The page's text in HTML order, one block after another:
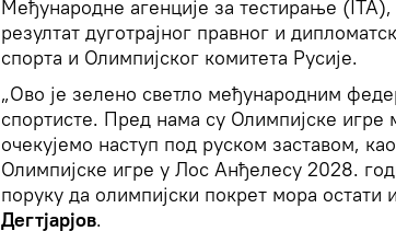
Међународне агенције за тестирање
резултат дуготрајног правног и
спорта и Олимпијског комитета Русије.
„Ово је зелено светло међународним
спортисте. Пред нама су Олимпијске игре
очекујемо наступ под руском заставом,
Олимпијске игре у Лос Анђелесу 2028.
поруку да олимпијски покрет мора остати
Дегтјарјов.